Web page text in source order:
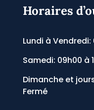
Horaires
Lundi à Vendredi:
Samedi: 09h00 à
Dimanche et
Fermé